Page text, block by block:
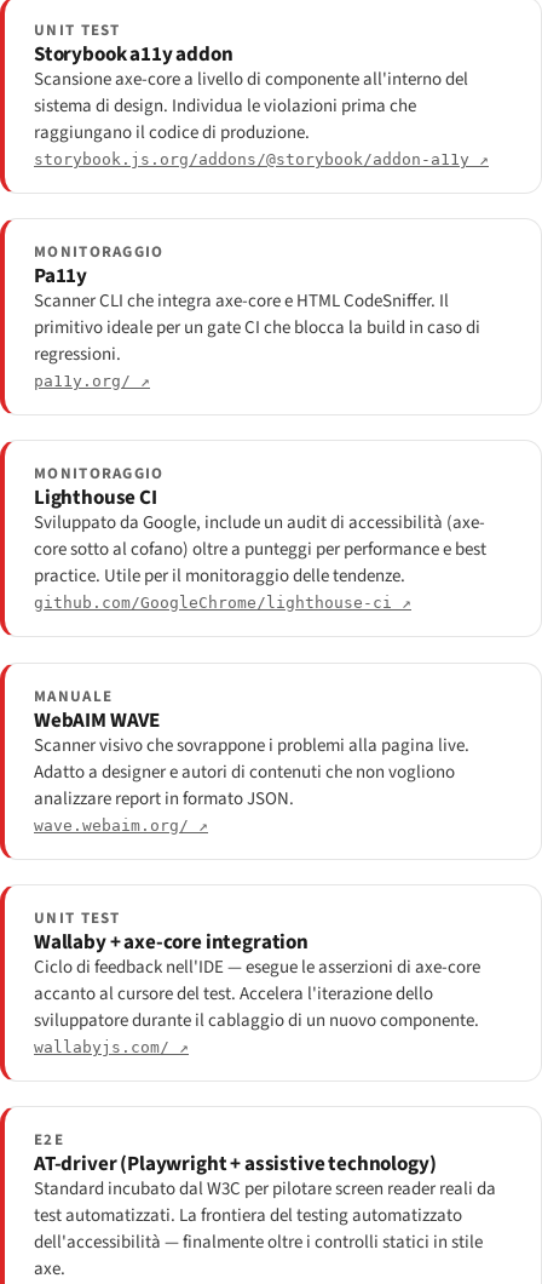
UNIT TEST
Storybook a11y addon
Scansione axe-core a livello di componente all'interno del
sistema di design. Individua le violazioni prima che
raggiungano il codice di produzione.
storybook.js.org/addons/@storybook/addon-a11y ↗
MONITORAGGIO
Pa11y
Scanner CLI che integra axe-core e HTML CodeSniffer. Il
primitivo ideale per un gate CI che blocca la build in caso di
regressioni.
pa11y.org/ ↗
MONITORAGGIO
Lighthouse CI
Sviluppato da Google, include un audit di accessibilità (axe-
core sotto al cofano) oltre a punteggi per performance e best
practice. Utile per il monitoraggio delle tendenze.
github.com/GoogleChrome/lighthouse-ci ↗
MANUALE
WebAIM WAVE
Scanner visivo che sovrappone i problemi alla pagina live.
Adatto a designer e autori di contenuti che non vogliono
analizzare report in formato JSON.
wave.webaim.org/ ↗
UNIT TEST
Wallaby + axe-core integration
Ciclo di feedback nell'IDE — esegue le asserzioni di axe-core
accanto al cursore del test. Accelera l'iterazione dello
sviluppatore durante il cablaggio di un nuovo componente.
wallabyjs.com/ ↗
E2E
AT-driver (Playwright + assistive technology)
Standard incubato dal W3C per pilotare screen reader reali da
test automatizzati. La frontiera del testing automatizzato
dell'accessibilità — finalmente oltre i controlli statici in stile
axe.